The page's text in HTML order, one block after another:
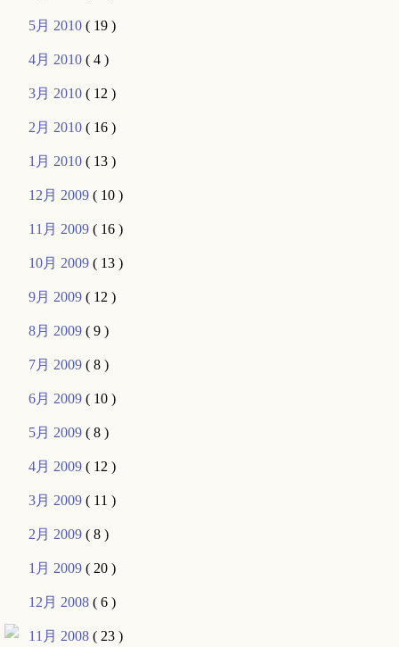
5月 2010( 19 )
4月 2010( 4 )
3月 2010( 12 )
2月 2010( 16 )
1月 2010( 13 )
12月 2009( 10 )
11月 2009( 16 )
10月 2009( 13 )
9月 2009( 12 )
8月 2009( 9 )
7月 2009( 8 )
6月 2009( 10 )
5月 2009( 8 )
4月 2009( 12 )
3月 2009( 11 )
2月 2009( 8 )
1月 2009( 20 )
12月 2008( 6 )
11月 2008( 23 )